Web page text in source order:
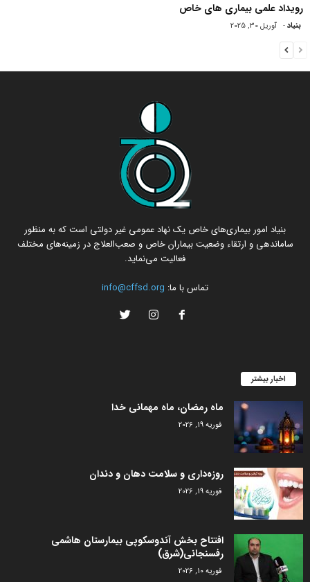
رویداد علمی بیماری های خاص
بنیاد- آوریل 30, 2025
بنیاد امور بیماری‌های خاص یک نهاد عمومی غیر دولتی است که به منظور
ساماندهی و ارتقاء وضعیت بیماران خاص و صعب‌العلاج در زمینه‌های مختلف
فعالیت می‌نماید.
تماس با ما: info@cffsd.org
اخبار بیشتر
ماه رمضان، ماه مهمانی خدا
فوریه 19, 2026
روزه‌داری و سلامت دهان و دندان
فوریه 19, 2026
افتتاح بخش آندوسکوپی بیمارستان هاشمی
رفسنجانی(شرق)
فوریه 10, 2026